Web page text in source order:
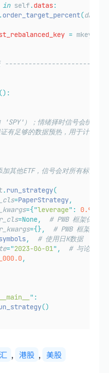
in self.datas:
.order_target_percent(data
= mkey
板
():
）；情绪择时信号会统一应
有足够的数据预热，用于计算同
其他ETF，信号会对所有标的等
.run_strategy(
=PaperStrategy,
={"leverage" : 0.9
=None,
# PWB 框架保留项
={},
# PWB 框架保留
,
# 使用日K数据
="2023-06-01" ,
# 与论文所
,
__main__ " :
()
, 港股 , 美股